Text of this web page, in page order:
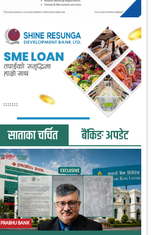
साताका चर्चित बैंकिङ अपडेट
PRABHU BANK